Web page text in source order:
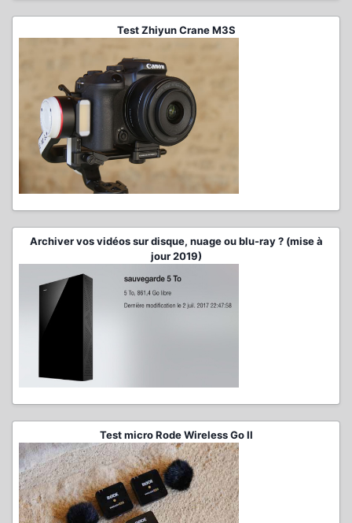
Test Zhiyun Crane M3S
Archiver vos vidéos sur disque, nuage ou blu-ray ? (mise à
jour 2019)
Test micro Rode Wireless Go II